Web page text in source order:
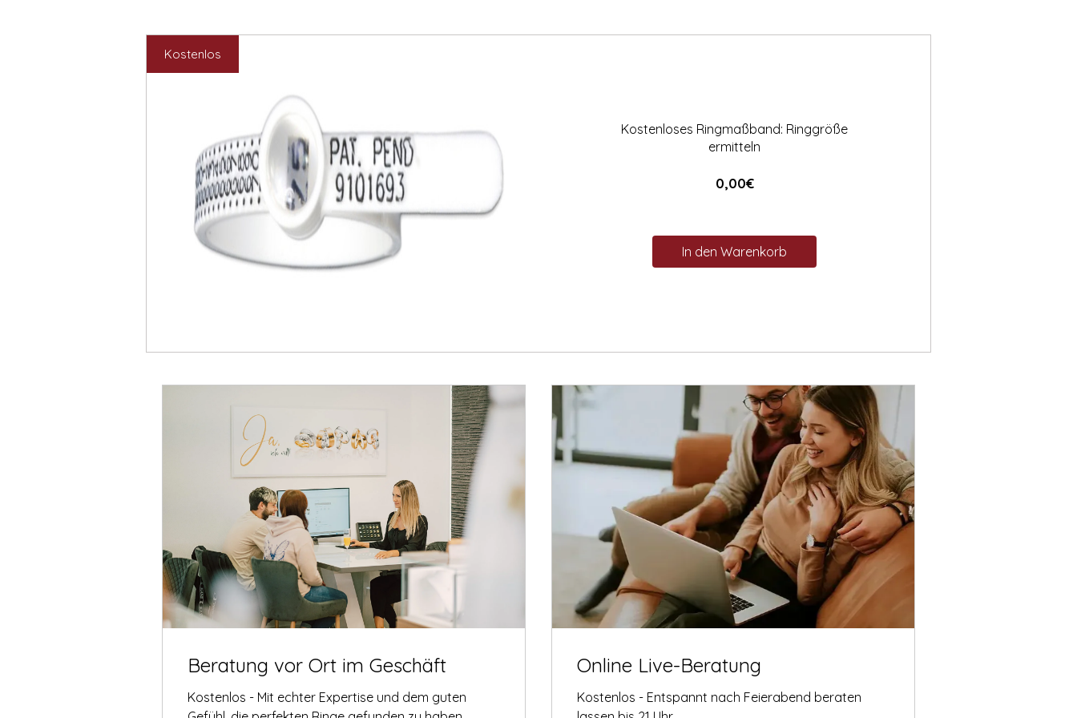
Kostenlos
Kostenloses Ringmaßband: Ringgröße
ermitteln
0,00€Preis
In den Warenkorb
Beratung vor Ort im Geschäft
Kostenlos - Mit echter Expertise und dem guten
Online Live-Beratung
Kostenlos - Entspannt nach Feierabend beraten